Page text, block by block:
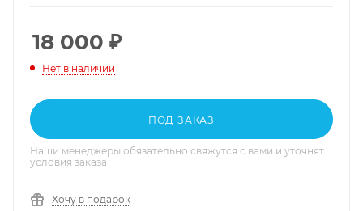
18 000 ₽
Нет в наличии
ПОД ЗАКАЗ
Наши менеджеры обязательно свяжутся с вами и уточнят
условия заказа
Хочу в подарок